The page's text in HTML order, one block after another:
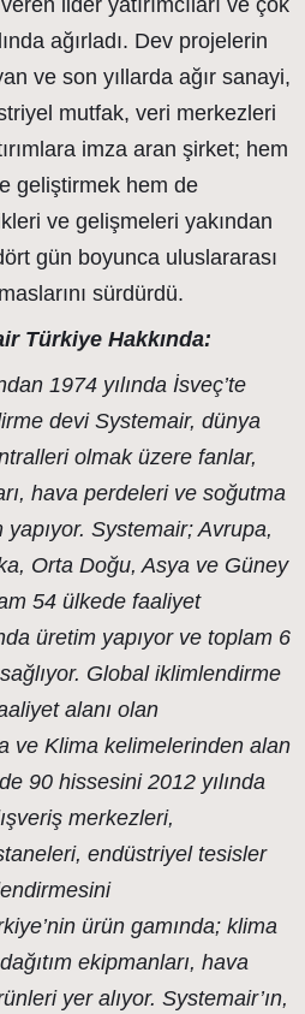
lider yatırımcıları ve çok
ağırladı. Dev projelerin
ve son yıllarda ağır sanayi,
mutfak, veri merkezleri
imza aran şirket; hem
geliştirmek hem de
ve gelişmeleri yakından
gün boyunca uluslararası
sürdürdü.
Türkiye Hakkında:
1974 yılında İsveç’te
devi Systemair, dünya
olmak üzere fanlar,
hava perdeleri ve soğutma
Systemair; Avrupa,
Orta Doğu, Asya ve Güney
54 ülkede faaliyet
üretim yapıyor ve toplam 6
Global iklimlendirme
alanı olan
ve Klima kelimelerinden alan
90 hissesini 2012 yılında
merkezleri,
endüstriyel tesisler
ürün gamında; klima
ekipmanları, hava
yer alıyor. Systemair’ın,